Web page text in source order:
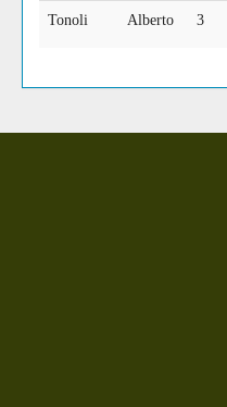
Tonoli Alberto 3